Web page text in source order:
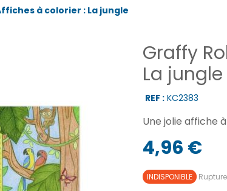
à colorier : La jungle
Graffy
La jungle
REF : KC2383
Une jolie affiche
4,96 €
INDISPONIBLE